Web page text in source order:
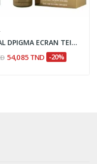
PHYTEAL DPIGMA ECRAN TEINTE BEIGE ROSÉ...
54,085 TND -20%